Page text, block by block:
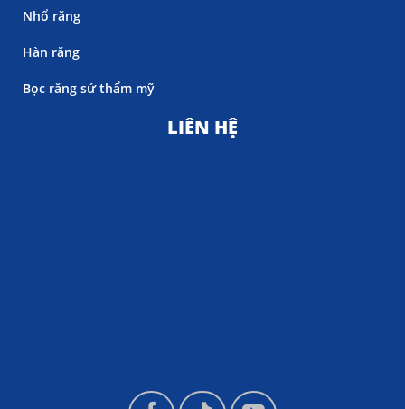
Nhổ răng
Hàn răng
Bọc răng sứ thẩm mỹ
LIÊN HỆ